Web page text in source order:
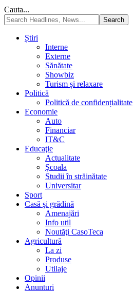
Cauta...
Știri
Interne
Externe
Sănătate
Showbiz
Turism și relaxare
Politică
Politică de confidențialitate
Economie
Auto
Financiar
IT&C
Educaţie
Actualitate
Şcoala
Studii în străinătate
Universitar
Sport
Casă şi grădină
Amenajări
Info util
Noutăţi CasoTeca
Agricultură
La zi
Produse
Utilaje
Opinii
Anunturi